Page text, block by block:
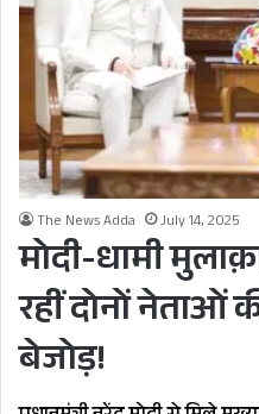
The News Adda July 14, 2025
मोदी-धामी
रहीं दोनों नेताओं
बेजोड़!